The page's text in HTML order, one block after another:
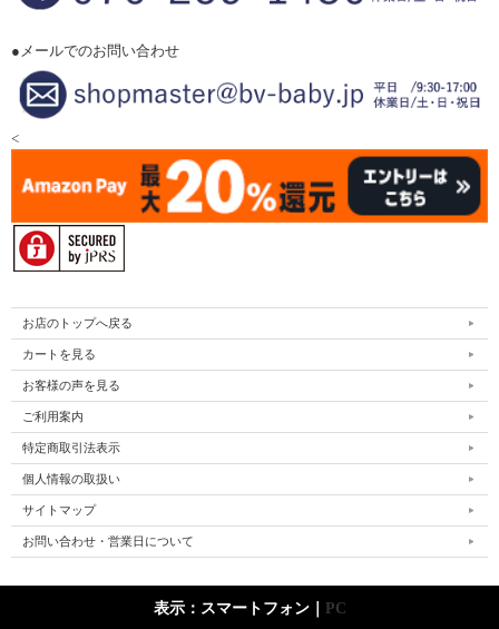
●メールでのお問い合わせ
<
お店のトップへ戻る
カートを見る
お客様の声を見る
ご利用案内
特定商取引法表示
個人情報の取扱い
サイトマップ
お問い合わせ・営業日について
表示：スマートフォン｜ PC